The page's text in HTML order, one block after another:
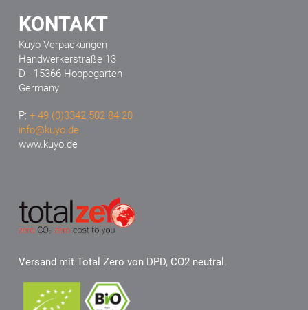
KONTAKT
Kuyo Verpackungen
Handwerkerstraße 13
D - 15366 Hoppegarten
Germany
P: + 49 (0)3342 502 84 20
info@kuyo.de
www.kuyo.de
Versand mit Total Zero von DPD, CO2 neutral.